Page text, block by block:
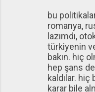
bu
romanya,
lazımdı,
türkiyenin
bakın. hiç
hep şans
kaldılar. hiç
karar bile